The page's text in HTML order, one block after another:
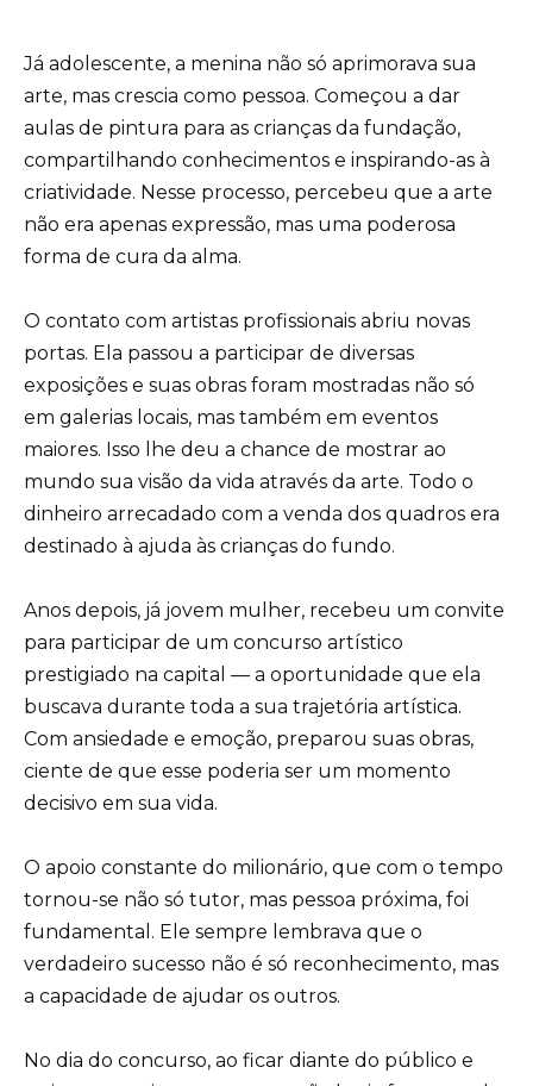
Já adolescente, a menina não só aprimorava sua
arte, mas crescia como pessoa. Começou a dar
aulas de pintura para as crianças da fundação,
compartilhando conhecimentos e inspirando-as à
criatividade. Nesse processo, percebeu que a arte
não era apenas expressão, mas uma poderosa
forma de cura da alma.
O contato com artistas profissionais abriu novas
portas. Ela passou a participar de diversas
exposições e suas obras foram mostradas não só
em galerias locais, mas também em eventos
maiores. Isso lhe deu a chance de mostrar ao
mundo sua visão da vida através da arte. Todo o
dinheiro arrecadado com a venda dos quadros era
destinado à ajuda às crianças do fundo.
Anos depois, já jovem mulher, recebeu um convite
para participar de um concurso artístico
prestigiado na capital — a oportunidade que ela
buscava durante toda a sua trajetória artística.
Com ansiedade e emoção, preparou suas obras,
ciente de que esse poderia ser um momento
decisivo em sua vida.
O apoio constante do milionário, que com o tempo
tornou-se não só tutor, mas pessoa próxima, foi
fundamental. Ele sempre lembrava que o
verdadeiro sucesso não é só reconhecimento, mas
a capacidade de ajudar os outros.
No dia do concurso, ao ficar diante do público e